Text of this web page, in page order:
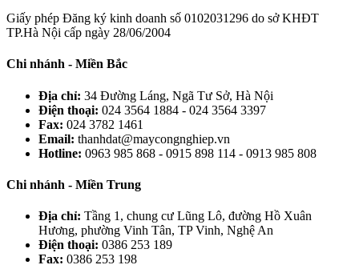
Giấy phép Đăng ký kinh doanh số 0102031296 do sở KHĐT
TP.Hà Nội cấp ngày 28/06/2004
Chi nhánh - Miền Bắc
Địa chỉ: 34 Đường Láng, Ngã Tư Sở, Hà Nội
Điện thoại: 024 3564 1884 - 024 3564 3397
Fax: 024 3782 1461
Email: thanhdat@maycongnghiep.vn
Hotline: 0963 985 868 - 0915 898 114 - 0913 985 808
Chi nhánh - Miền Trung
Địa chỉ: Tầng 1, chung cư Lũng Lô, đường Hồ Xuân
Hương, phường Vinh Tân, TP Vinh, Nghệ An
Điện thoại: 0386 253 189
Fax: 0386 253 198